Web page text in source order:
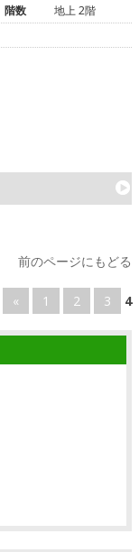
階数
地上 2階
« 1 2 3 4
前のページにもどる